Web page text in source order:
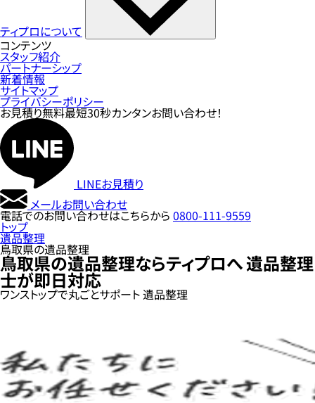
ティプロについて
コンテンツ
スタッフ紹介
パートナーシップ
新着情報
サイトマップ
プライバシーポリシー
お見積り無料最短30秒カンタンお問い合わせ！
LINEお見積り
メールお問い合わせ
電話でのお問い合わせはこちらから 0800-111-9559
トップ
遺品整理
鳥取県の遺品整理
鳥取県の遺品整理ならティプロへ遺品整理
士が即日対応
ワンストップで丸ごとサポート遺品整理